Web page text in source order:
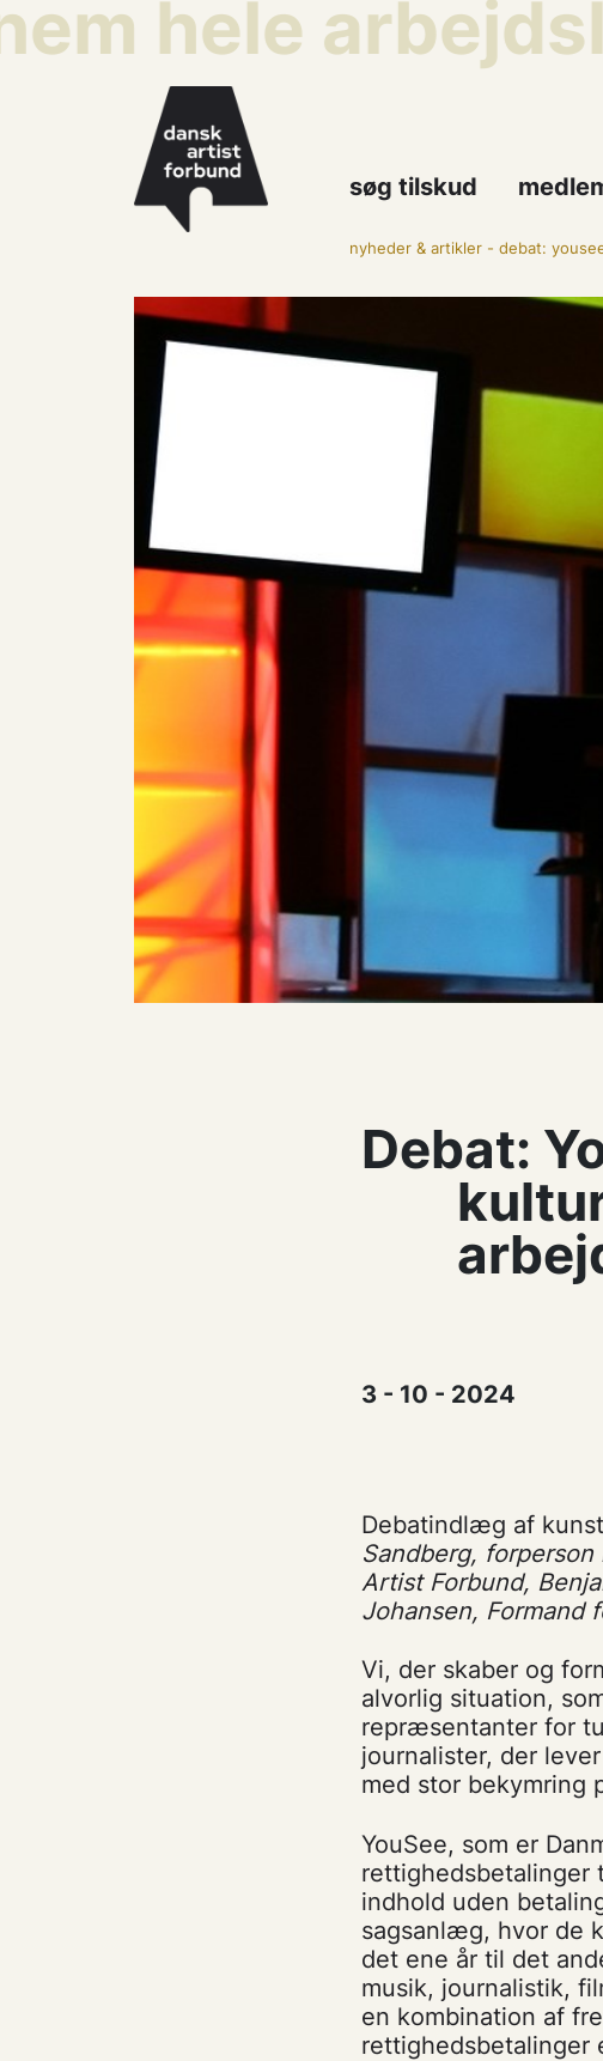
hele
søg tilskud
nyheder & artikler- debat:
Debat:
3 - 10 - 2024
Debatindlæg af
Sandberg,
Artist Forbund,
Johansen, Formand
Vi, der skaber og
alvorlig situation,
repræsentanter for
journalister, der
med stor bekymring
YouSee, som er
rettighedsbetalinger
indhold uden
sagsanlæg, hvor de
det ene år til det
musik, journalistik,
en kombination af
rettighedsbetalinger